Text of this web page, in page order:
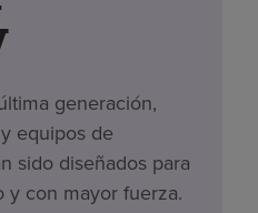
generación,
equipos de
sido diseñados para
y con mayor fuerza.